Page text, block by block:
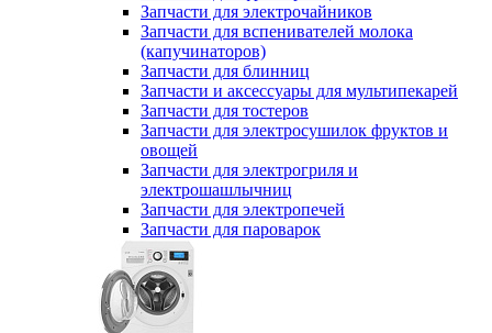
Запчасти для электрочайников
Запчасти для вспенивателей молока
(капучинаторов)
Запчасти для блинниц
Запчасти и аксессуары для мультипекарей
Запчасти для тостеров
Запчасти для электросушилок фруктов и
овощей
Запчасти для электрогриля и
электрошашлычниц
Запчасти для электропечей
Запчасти для пароварок